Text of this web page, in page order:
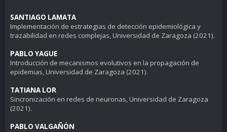
SANTIAGO LAMATA
Implementación de estrategias de detección epidemiológica y
trazabilidad en redes complejas, Universidad de Zaragoza (2021).
PABLO YAGUE
Introducción de mecanismos evolutivos en la propagación de
epidemias, Universidad de Zaragoza (2021).
TATIANA LOR
Sincronización en redes de neuronas, Universidad de Zaragoza
(2021).
PABLO VALGAÑÓN